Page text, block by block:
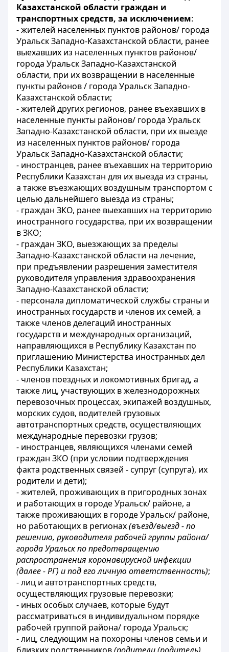
Казахстанской области граждан и
транспортных средств, за исключением:
- жителей населенных пунктов районов/ города
Уральск Западно-Казахстанской области, ранее
выехавших из населенных пунктов районов/
города Уральск Западно-Казахстанской
области, при их возвращении в населенные
пункты районов / города Уральск Западно-
Казахстанской области;
- жителей других регионов, ранее въехавших в
населенные пункты районов/ города Уральск
Западно-Казахстанской области, при их выезде
из населенных пунктов районов/ города
Уральск Западно-Казахстанской области;
- иностранцев, ранее въехавших на территорию
Республики Казахстан для их выезда из страны,
а также въезжающих воздушным транспортом с
целью дальнейшего выезда из страны;
- граждан ЗКО, ранее выехавших на территорию
иностранного государства, при их возвращении
в ЗКО;
- граждан ЗКО, выезжающих за пределы
Западно-Казахстанской области на лечение,
при предъявлении разрешения заместителя
руководителя управления здравоохранения
Западно-Казахстанской области;
- персонала дипломатической службы страны и
иностранных государств и членов их семей, а
также членов делегаций иностранных
государств и международных организаций,
направляющихся в Республику Казахстан по
приглашению Министерства иностранных дел
Республики Казахстан;
- членов поездных и локомотивных бригад, а
также лиц, участвующих в железнодорожных
перевозочных процессах, экипажей воздушных,
морских судов, водителей грузовых
автотранспортных средств, осуществляющих
международные перевозки грузов;
- иностранцев, являющихся членами семей
граждан ЗКО (при условии подтверждения
факта родственных связей - супруг (супруга), их
родители и дети);
- жителей, проживающих в пригородных зонах
и работающих в городе Уральск/ районе, а
также проживающих в городе Уральск/ районе,
но работающих в регионах(въезд/выезд - по
решению, руководителя рабочей группы района/
города Уральск по предотвращению
распространения коронавирусной инфекции
(далее - РГ) и под его личную ответственность);
-лиц и автотранспортных средств,
осуществляющих грузовые перевозки;
- иных особых случаев, которые будут
рассматриваться в индивидуальном порядке
рабочей группой района/ города Уральск;
- лиц, следующим на похороны членов семьи и